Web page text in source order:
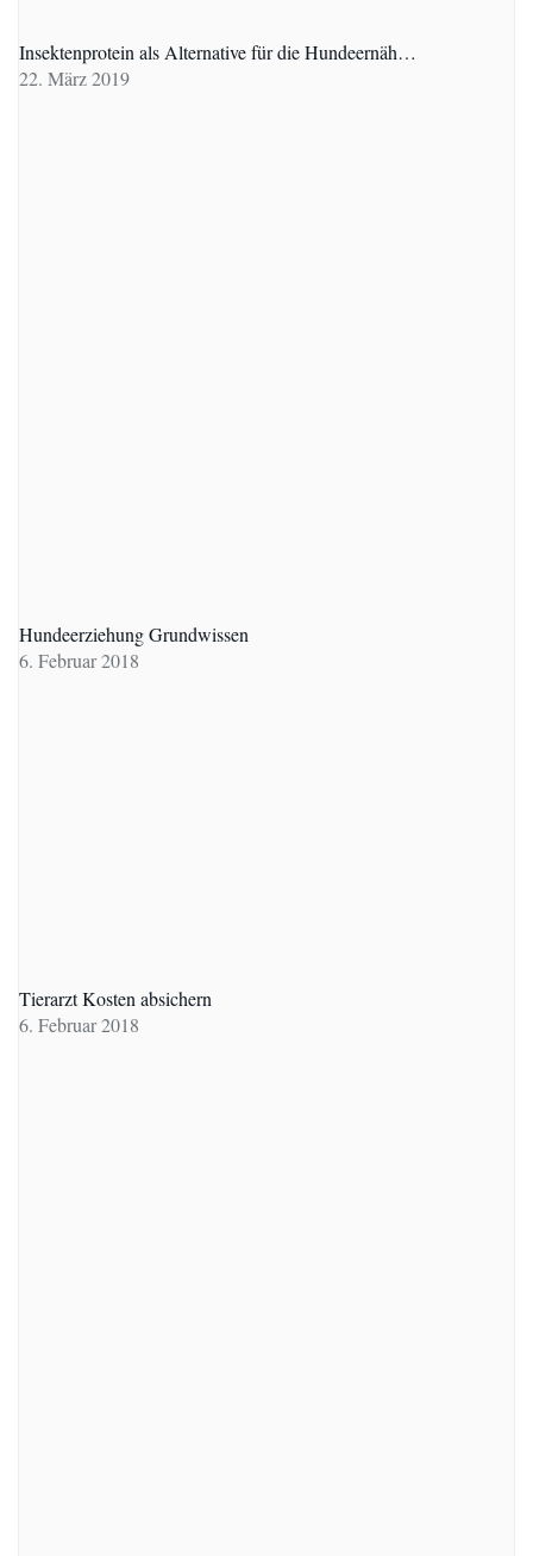
Insektenprotein als Alternative für die Hundeernäh…
22. März 2019
Hundeerziehung Grundwissen
6. Februar 2018
Tierarzt Kosten absichern
6. Februar 2018